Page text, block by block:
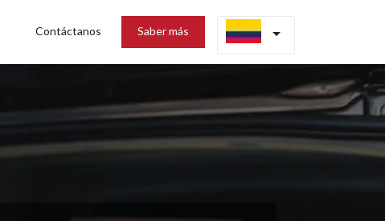
Contáctanos Saber más arrow_drop_down